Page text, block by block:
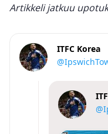
Artikkeli jatkuu
ITFC Korea